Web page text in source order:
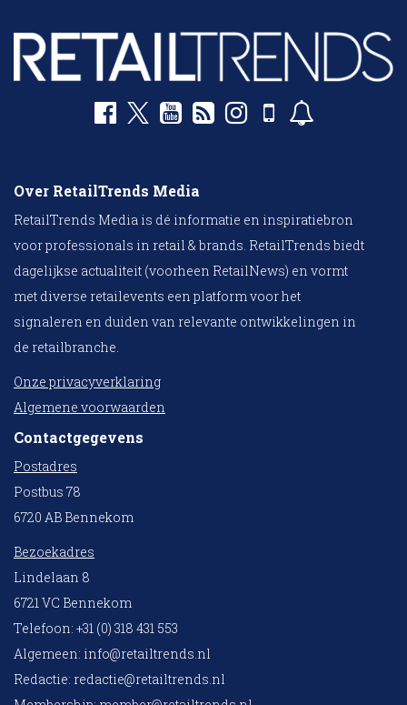
Over RetailTrends Media
RetailTrends Media is dé informatie en inspiratiebron
voor professionals in retail & brands. RetailTrends biedt
dagelijkse actualiteit (voorheen RetailNews) en vormt
met diverse retailevents een platform voor het
signaleren en duiden van relevante ontwikkelingen in
de retailbranche.
Onze privacyverklaring
Algemene voorwaarden
Contactgegevens
Postadres
Postbus 78
6720 AB Bennekom
Bezoekadres
Lindelaan 8
6721 VC Bennekom
Telefoon: +31 (0) 318 431 553
Algemeen: info@retailtrends.nl
Redactie: redactie@retailtrends.nl